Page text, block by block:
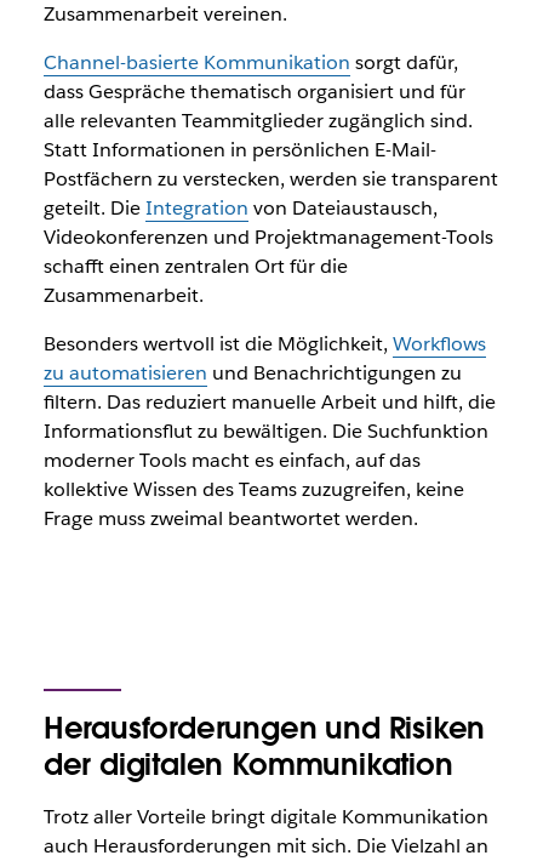
Zusammenarbeit vereinen.
Channel-basierte Kommunikation sorgt dafür,
dass Gespräche thematisch organisiert und für
alle relevanten Teammitglieder zugänglich sind.
Statt Informationen in persönlichen E-Mail-
Postfächern zu verstecken, werden sie transparent
geteilt. DieIntegration von Dateiaustausch,
Videokonferenzen und Projektmanagement-Tools
schafft einen zentralen Ort für die
Zusammenarbeit.
Besonders wertvoll ist die Möglichkeit, Workflows
zu automatisieren und Benachrichtigungen zu
filtern. Das reduziert manuelle Arbeit und hilft, die
Informationsflut zu bewältigen. Die Suchfunktion
moderner Tools macht es einfach, auf das
kollektive Wissen des Teams zuzugreifen, keine
Frage muss zweimal beantwortet werden.
Herausforderungen und Risiken
der digitalen Kommunikation
Trotz aller Vorteile bringt digitale Kommunikation
auch Herausforderungen mit sich. Die Vielzahl an